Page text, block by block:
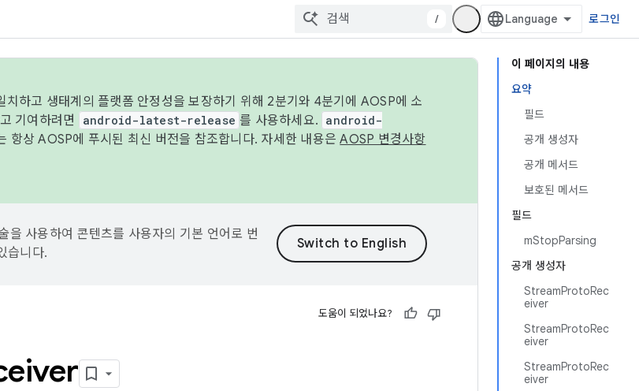
/ 로그인
이 페이지의 내용
요약
필드
공개 생성자
공개 메서드
보호된 메서드
필드
mStopParsing
공개 생성자
StreamProtoRec
eiver
StreamProtoRec
eiver
StreamProtoRec
eiver
하고 생태계의 플랫폼 안정성을 보장하기 위해 2분기와 4분기에 AOSP에 소
기여하려면
android-latest-release 를 사용하세요. android-
항상 AOSP에 푸시된 최신 버전을 참조합니다. 자세한 내용은AOSP 변경사항
사용하여 콘텐츠를 사용자의 기본 언어로 번
습니다.
도움이 되었나요?